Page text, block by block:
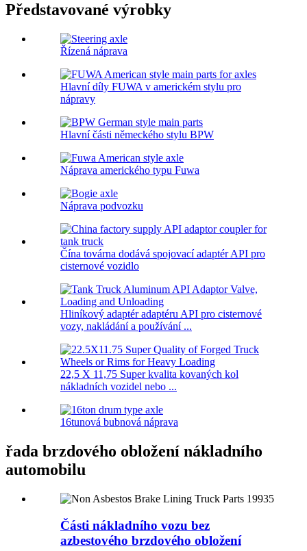
Představované výrobky
Řízená náprava
Hlavní díly FUWA v americkém stylu pro
nápravy
Hlavní části německého stylu BPW
Náprava amerického typu Fuwa
Náprava podvozku
Čína továrna dodává spojovací adaptér API pro
cisternové vozidlo
Hliníkový adaptér adaptéru API pro cisternové
vozy, nakládání a používání ...
22,5 X 11,75 Super kvalita kovaných kol
nákladních vozidel nebo ...
16tunová bubnová náprava
řada brzdového obložení nákladního
automobilu
Části nákladního vozu bez
azbestového brzdového obložení